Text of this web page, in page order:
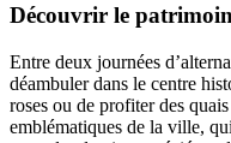
Découvrir le
Entre deux journées
déambuler dans le centre
roses ou de profiter des
emblématiques de la ville,